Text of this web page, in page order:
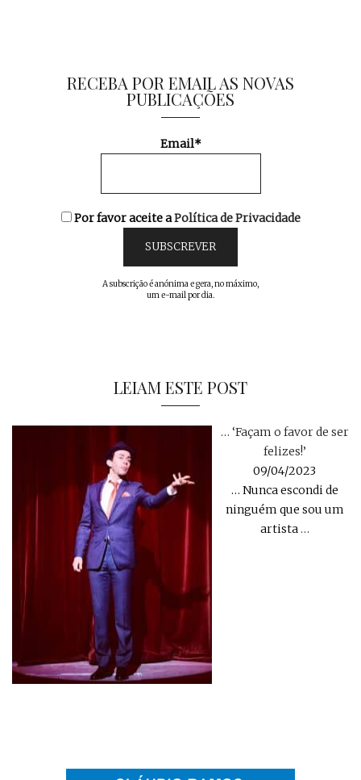
RECEBA POR EMAIL AS NOVAS
PUBLICAÇÕES
Email*
Por favor aceite aPolítica de Privacidade
A subscrição é anónima e gera, no máximo,
um e-mail por dia.
LEIAM ESTE POST
… ‘Façam o favor de ser
felizes!’
09/04/2023
… Nunca escondi de
ninguém que sou um
artista …